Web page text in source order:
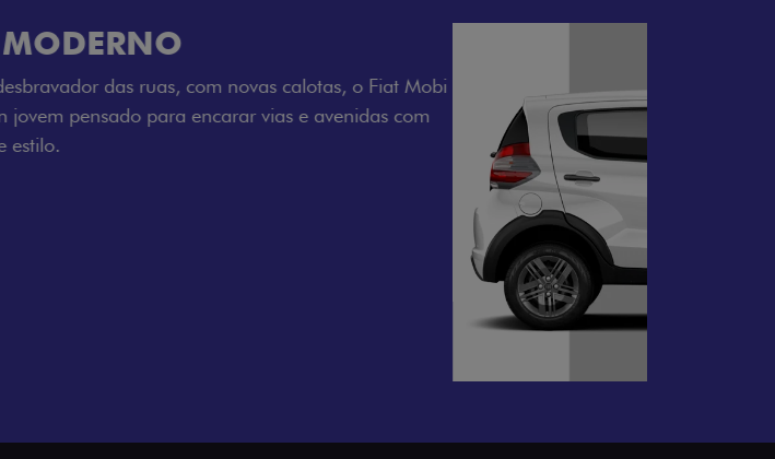
CINCO OPÇÕES DE CORES
O Fiat Mobi tem sempre uma opção de cor que é a sua cara. Escolha
entre o Preto Vulcano, Vermelho Montecarlo, Branco Banchisa, Prata
Bari e Cinza Silverstone.